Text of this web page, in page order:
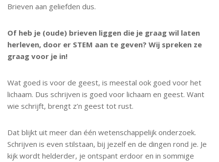
Brieven aan geliefden dus.
Of heb je (oude) brieven liggen die je graag wil laten
herleven, door er STEM aan te geven? Wij spreken ze
graag voor je in!
Wat goed is voor de geest, is meestal ook goed voor het
lichaam. Dus schrijven is goed voor lichaam en geest. Want
wie schrijft, brengt z’n geest tot rust.
Dat blijkt uit meer dan één wetenschappelijk onderzoek.
Schrijven is even stilstaan, bij jezelf en de dingen rond je. Je
kijk wordt helderder, je ontspant erdoor en in sommige